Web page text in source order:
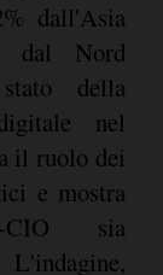
dall'Asia
dal Nord
della
nel
il ruolo dei
e mostra
CIO sia